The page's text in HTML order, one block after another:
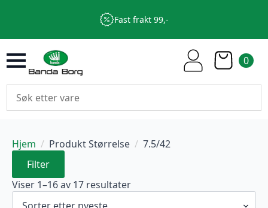
Fast frakt 99,-
0
Hjem Produkt Størrelse
7.5/42
Filter
Viser 1–16 av 17 resultaterSortert